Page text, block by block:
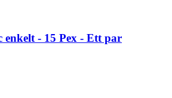
enkelt - 15 Pex - Ett par